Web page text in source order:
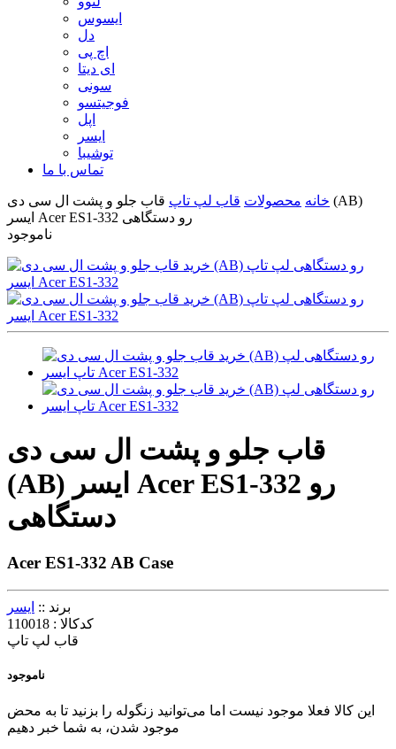
ایسوس
دل
اچ پی
ای دیتا
سونی
فوجیتسو
اپل
ایسر
توشیبا
تماس با ما
خانه محصولات قاب لپ تاپ قاب جلو و پشت ال سی دی (AB)
ایسر Acer ES1-332 رو دستگاهی
ناموجود
قاب جلو و پشت ال سی دی
(AB) ایسر Acer ES1-332 رو
دستگاهی
Acer ES1-332 AB Case
برند :: ایسر
کدکالا : 110018
قاب لپ تاپ
ناموجود
این کالا فعلا موجود نیست اما می‌توانید زنگوله را بزنید تا به محض
موجود شدن، به شما خبر دهیم